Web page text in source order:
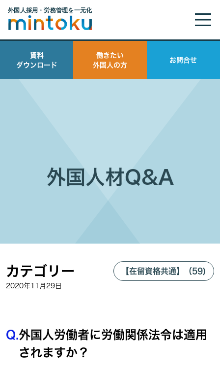
資料
ダウンロード
働きたい
外国人の方
お問合せ
外国人材Q&A
カテゴリー 【在留資格共通】（59)
2020年11月29日
Q.外国人労働者に労働関係法令は適用
されますか？